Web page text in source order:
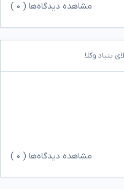
مشاهده دیدگاه‌ها ( ۰
بنیاد وکلا
مشاهده دیدگاه‌ها ( ۰